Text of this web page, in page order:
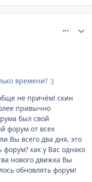
времени? :)
не причём! скин
привычно
был свой
форум от всех
Вы всего два дня, это
форум? как у Вас однако
нового движка Вы
обновлять форум!